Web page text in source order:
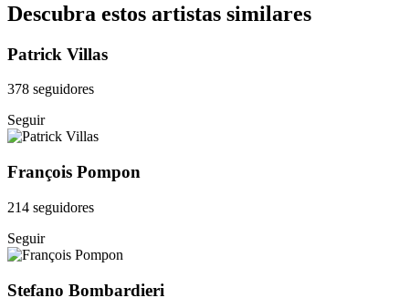
Descubra estos artistas similares
Patrick Villas
378 seguidores
Seguir
François Pompon
214 seguidores
Seguir
Stefano Bombardieri